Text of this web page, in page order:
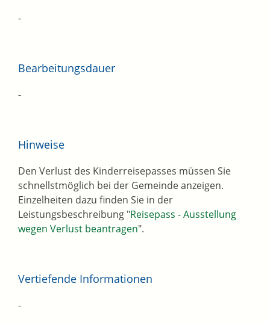
-
Bearbeitungsdauer
-
Hinweise
Den Verlust des Kinderreisepasses müssen Sie
schnellstmöglich bei der Gemeinde anzeigen.
Einzelheiten dazu finden Sie in der
Leistungsbeschreibung "Reisepass - Ausstellung
wegen Verlust beantragen".
Vertiefende Informationen
-